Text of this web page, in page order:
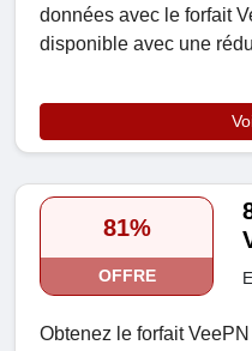
données avec le forfait
disponible avec une
81%
OFFRE
Obtenez le forfait